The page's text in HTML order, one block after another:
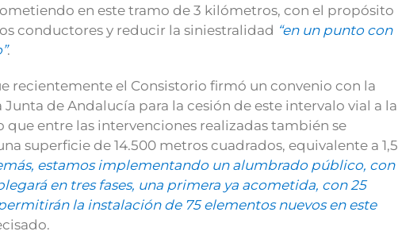
en este tramo de 3 kilómetros, con el propósito
conductores y reducir la siniestralidad “en un punto con
.
recientemente el Consistorio firmó un convenio con la
de Andalucía para la cesión de este intervalo vial a la
que entre las intervenciones realizadas también se
superficie de 14.500 metros cuadrados, equivalente a 1,5
estamos implementando un alumbrado público, con
en tres fases, una primera ya acometida, con 25
la instalación de 75 elementos nuevos en este